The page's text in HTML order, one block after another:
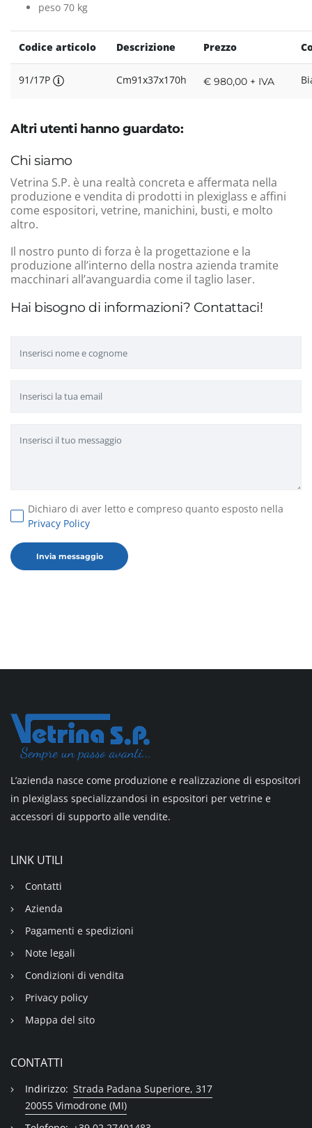
peso 70 kg
Codice articolo Descrizione Prezzo
91/17P Cm91x37x170h € 980,00 + IVA
Hai bisogno di informazioni? Contattaci!
Dichiaro di aver letto e compreso quanto esposto nella
Privacy Policy
Chi siamo
Vetrina S.P. è una realtà concreta e affermata nella
produzione e vendita di prodotti in plexiglass e affini
come espositori, vetrine, manichini, busti, e molto
altro.
Il nostro punto di forza è la progettazione e la
produzione all’interno della nostra azienda tramite
macchinari all’avanguardia come il taglio laser.
Altri utenti hanno guardato:
L’azienda nasce come produzione e realizzazione di espositori
in plexiglass specializzandosi in espositori per vetrine e
accessori di supporto alle vendite.
LINK UTILI
Contatti
Azienda
Pagamenti e spedizioni
Note legali
Condizioni di vendita
Privacy policy
Mappa del sito
CONTATTI
Indirizzo: Strada Padana Superiore, 317
20055 Vimodrone (MI)